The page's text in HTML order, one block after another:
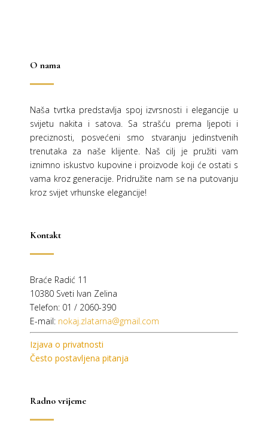
O nama
Naša tvrtka predstavlja spoj izvrsnosti i elegancije u
svijetu nakita i satova. Sa strašću prema ljepoti i
preciznosti, posvećeni smo stvaranju jedinstvenih
trenutaka za naše klijente. Naš cilj je pružiti vam
iznimno iskustvo kupovine i proizvode koji će ostati s
vama kroz generacije. Pridružite nam se na putovanju
kroz svijet vrhunske elegancije!
Kontakt
Braće Radić 11
10380 Sveti Ivan Zelina
Telefon: 01 / 2060-390
E-mail: nokaj.zlatarna@gmail.com
Izjava o privatnosti
Često postavljena pitanja
Radno vrijeme